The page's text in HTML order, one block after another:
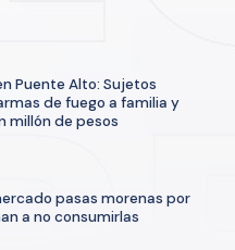
Puente Alto: Sujetos
de fuego a familia y
millón de pesos
pasas morenas por
a no consumirlas